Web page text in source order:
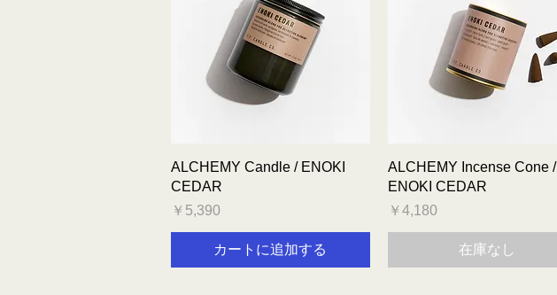
クイックビュー
ALCHEMY Candle / ENOKI
CEDAR
価格
￥5,390
カートに追加する
クイックビュー
ALCHEMY Incense Cone /
ENOKI CEDAR
価格
￥4,180
在庫なし